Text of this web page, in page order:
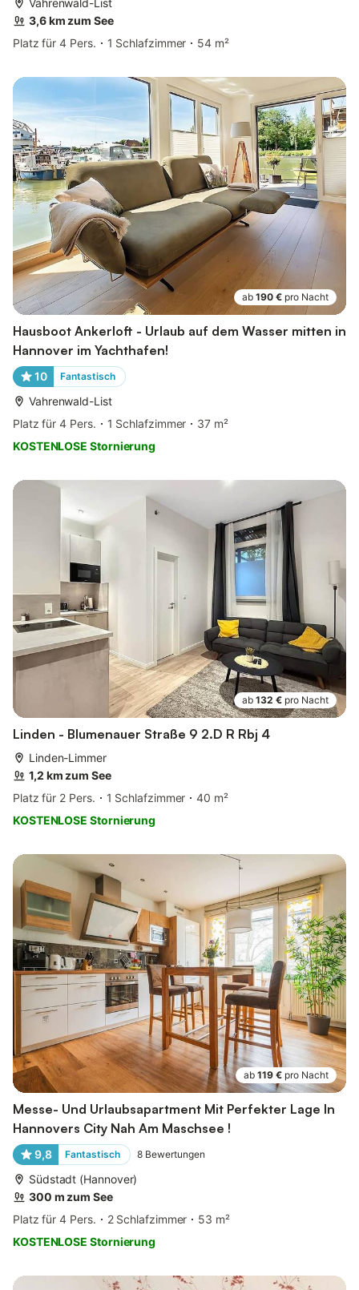
Vahrenwald-List
3,6 km zum See
Platz für 4 Pers.
1 Schlafzimmer 54 m²
ab 190 € pro Nacht
Hausboot Ankerloft - Urlaub auf dem Wasser mitten in
Hannover im Yachthafen!
10 Fantastisch
Vahrenwald-List
Platz für 4 Pers.
1 Schlafzimmer
37 m²
KOSTENLOSE Stornierung
ab 132 € pro Nacht
Linden - Blumenauer Straße 9 2.D R Rbj 4
Linden-Limmer
1,2 km zum See
Platz für 2 Pers.
1 Schlafzimmer
40 m²
KOSTENLOSE Stornierung
ab 119 € pro Nacht
Messe- Und Urlaubsapartment Mit Perfekter Lage In
Hannovers City Nah Am Maschsee !
9,8 Fantastisch 8 Bewertungen
Südstadt (Hannover)
300 m zum See
Platz für 4 Pers.
2 Schlafzimmer
53 m²
KOSTENLOSE Stornierung